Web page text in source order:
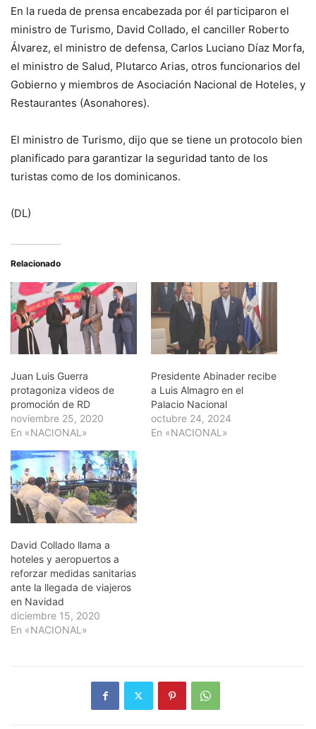
En la rueda de prensa encabezada por él participaron el
ministro de Turismo, David Collado, el canciller Roberto
Álvarez, el ministro de defensa, Carlos Luciano Díaz Morfa,
el ministro de Salud, Plutarco Arias, otros funcionarios del
Gobierno y miembros de Asociación Nacional de Hoteles, y
Restaurantes (Asonahores).
El ministro de Turismo, dijo que se tiene un protocolo bien
planificado para garantizar la seguridad tanto de los
turistas como de los dominicanos.
(DL)
Relacionado
Juan Luis Guerra
protagoniza videos de
promoción de RD
noviembre 25, 2020
En «NACIONAL»
Presidente Abinader recibe
a Luis Almagro en el
Palacio Nacional
octubre 24, 2024
En «NACIONAL»
David Collado llama a
hoteles y aeropuertos a
reforzar medidas sanitarias
ante la llegada de viajeros
en Navidad
diciembre 15, 2020
En «NACIONAL»